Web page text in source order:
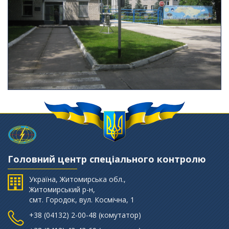
Головний центр спеціального контролю
Україна, Житомирська обл.,
Житомирський р-н,
смт. Городок, вул. Космічна, 1
+38 (‎04132) 2-00-48 (комутатор)